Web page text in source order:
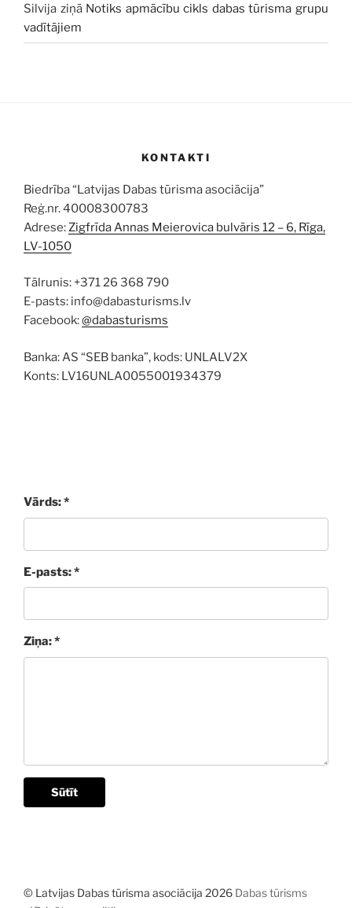
Silvija ziņā Notiks apmācību cikls dabas tūrisma grupu
vadītājiem
KONTAKTI
Biedrība “Latvijas Dabas tūrisma asociācija”
Reģ.nr. 40008300783
Adrese:Zigfrīda Annas Meierovica bulvāris 12 – 6, Rīga,
LV-1050
Tālrunis: +371 26 368 790
E-pasts: info@dabasturisms.lv
Facebook:@dabasturisms
Banka: AS “SEB banka”, kods: UNLALV2X
Konts: LV16UNLA0055001934379
Vārds: *
E-pasts: *
Ziņa: *
Sūtīt
© Latvijas Dabas tūrisma asociācija 2026 Dabas tūrisms